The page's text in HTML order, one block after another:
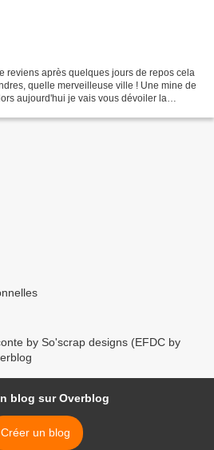
reviens après quelques jours de repos cela
quelle merveilleuse ville ! Une mine de
aujourd'hui je vais vous dévoiler la
by So'scrap designs (EFDC by
blog sur Overblog
Créer un blog